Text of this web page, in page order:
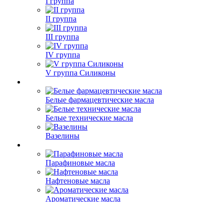
II группа
III группа
IV группа
V группа Силиконы
Белые фармацевтические масла
Белые технические масла
Вазелины
Парафиновые масла
Нафтеновые масла
Ароматические масла